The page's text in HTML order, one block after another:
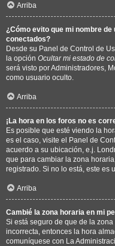
Arriba
¿Cómo evito que mi nombre
conectados?
Desde su Panel de Control de
la opción Ocultar mi estado de
será visto por Administradores,
como usuario oculto.
Arriba
¡La hora en los foros no es
Es posible que esté viendo la
es el caso, visite el Panel de
acuerdo a su ubicación, e.j.
que para cambiar la zona
registrado. Si no lo está, este es
Arriba
Cambié la zona horaria en mi
Si está seguro de que de la
incorrecta, entonces la hora
comuníquese con La